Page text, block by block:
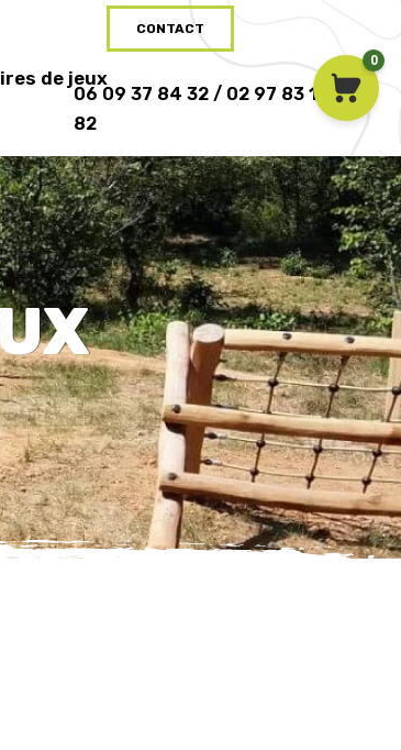
de jeux
CONTACT
06 09 37 84 32 / 02 97 83 16
82
0